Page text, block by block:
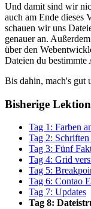
Und damit sind wir
auch am Ende dieses
schauen wir uns
genauer an.
über den
Dateien du
Bis dahin, mach's gut
Bisherige
Tag 1: Farben
Tag 2: Schriften
Tag 3: Fünf
Tag 4: Grid
Tag 5:
Tag 6: Contao
Tag 7: Updates
Tag 8: